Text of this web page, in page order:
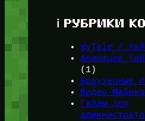
ℹ️ РУБРИКИ
HyTale /
Анимации
(1)
Браузерные
Видео
Гайды для